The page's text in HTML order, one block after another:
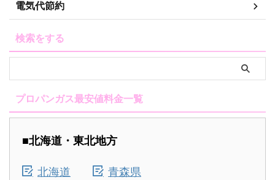
電気代節約
検索をする
プロパンガス最安値料金一覧
■北海道・東北地方
北海道
青森県